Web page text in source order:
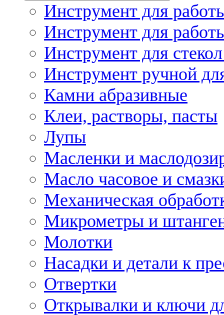
Инструмент для
Инструмент для
Инструмент для
Инструмент ручной
Камни абразивные
Клеи, растворы, пасты
Лупы
Масленки и
Масло часовое и
Механическая
Микрометры и
Молотки
Насадки и детали к
Отвертки
Открывалки и ключи